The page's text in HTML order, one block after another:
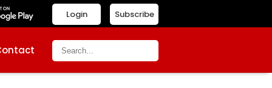
Subscribe
Login